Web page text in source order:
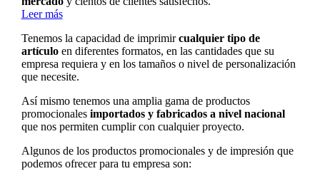
Leer más
Tenemos la capacidad de imprimircualquier tipo de
artículoen diferentes formatos, en las cantidades que su
empresa requiera y en los tamaños o nivel de personalización
que necesite.
Así mismo tenemos una amplia gama de productos
promocionales importados y fabricados a nivel nacional
que nos permiten cumplir con cualquier proyecto.
Algunos de los productos promocionales y de impresión que
podemos ofrecer para tu empresa son: